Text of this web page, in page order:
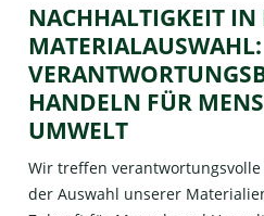
NACHHALTIGKEIT IN
MATERIALAUSWAHL:
HANDELN FÜR
UMWELT
Wir treffen
der Auswahl unserer